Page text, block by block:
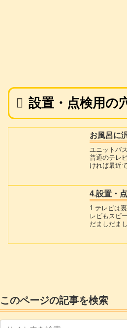
設置・点検用の
お風呂に
ユニットバ
普通のテレ
ければ最近
す。また取
かし当ペー
レビをDIY
説明します
法を使って
初心者には
焦らずきち
4.設置・
1.テレビは
レビもスピ
だましだま
が。ユニッ
空けてきち
戦変更しま
にあたると
なるはずで
このページの記事を検索